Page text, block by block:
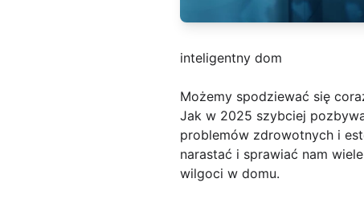
inteligentny dom
Możemy spodziewać się
Jak w 2025 szybciej
problemów zdrowotnych i
narastać i sprawiać nam
wilgoci w domu.